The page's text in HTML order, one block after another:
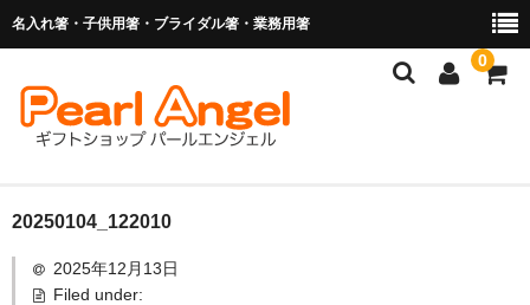
名入れ箸・子供用箸・ブライダル箸・業務用箸
0
商品を探す
お子様の入卒園に
20250104_122010
2025年12月13日
Filed under: